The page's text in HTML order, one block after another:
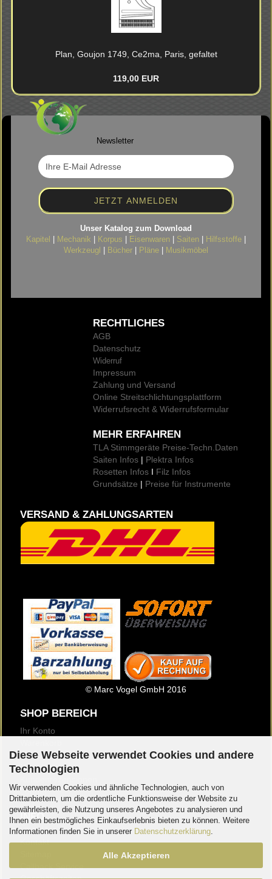
Diese Webseite verwendet Cookies und andere
Technologien
Wir verwenden Cookies und ähnliche Technologien, auch von
Drittanbietern, um die ordentliche Funktionsweise der Website zu
gewährleisten, die Nutzung unseres Angebotes zu analysieren und
Ihnen ein bestmögliches Einkaufserlebnis bieten zu können. Weitere
Informationen finden Sie in unserer Datenschutzerklärung
Alle Akzeptieren
Plan, Gou­jon 1749, Ce2ma, Paris, ge­fal­tet
119,00 EUR
Newsletter
Unser Katalog zum Download
Kapitel
Mechanik Korpus Eisenwaren Saiten Hilfsstoffe
Werkzeugl
Bücher Pläne Musikmöbel
RECHTLICHES
AGB
Datenschutz
Widerruf
Impressum
Zahlung und Versand
Online Streitschlichtungsplattform
Widerrufsrecht & Widerrufsformular
MEHR ERFAHREN
TLA Stimmgeräte Preise-Techn.Daten
Saiten Infos | Plektra Infos
Rosetten Infos I Filz Infos
Grundsätze | Preise für Instrumente
VERSAND & ZAHLUNGSARTEN
© Marc Vogel GmbH 2016
SHOP BEREICH
Ihr Konto
Merkzettel
Newsletter
Logout
INFO
Über Uns
Kontakt
Callback Service